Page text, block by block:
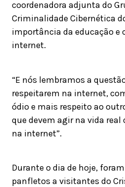
coordenadora adjunta do
Criminalidade Cibernética
importância da educação e
internet.
“E nós lembramos a
respeitarem na internet,
ódio e mais respeito ao
que devem agir na vida
na internet”.
Durante o dia de hoje,
panfletos a visitantes do